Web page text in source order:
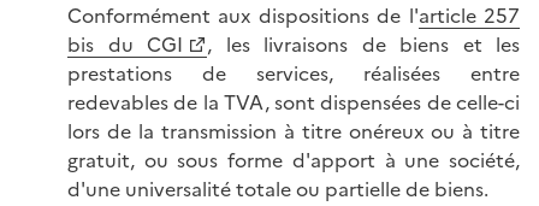
Conformément aux dispositions de l'article 257
bis du CGI
, les livraisons de biens et les
prestations de services, réalisées entre
redevables de la TVA, sont dispensées de celle-ci
lors de la transmission à titre onéreux ou à titre
gratuit, ou sous forme d'apport à une société,
d'une universalité totale ou partielle de biens.